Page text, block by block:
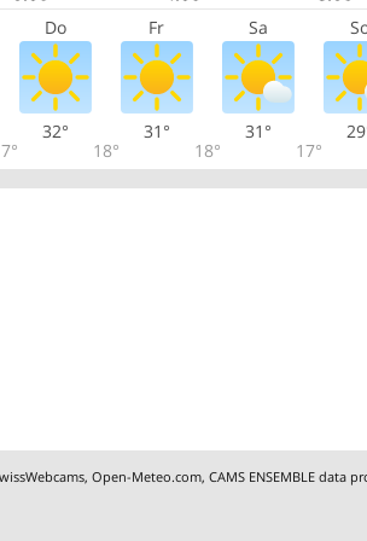
Do Fr Sa
32°
18°
31°
18°
31°
17°
,Open-Meteo.com,CAMS ENSEMBLE data